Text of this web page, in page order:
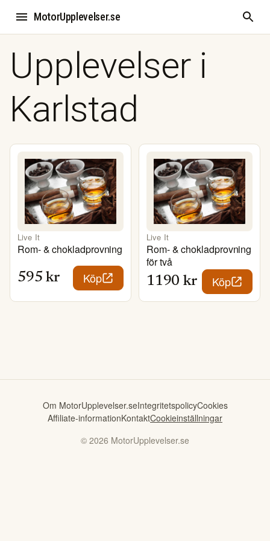
MotorUpplevelser.se
Upplevelser i
Karlstad
Live It
Rom- & chokladprovning
595 kr Köp
Live It
Rom- & chokladprovning
för två
1190 kr Köp
Om MotorUpplevelser.seIntegritetspolicyCookies
Affiliate-informationKontaktCookieinställningar
© 2026 MotorUpplevelser.se